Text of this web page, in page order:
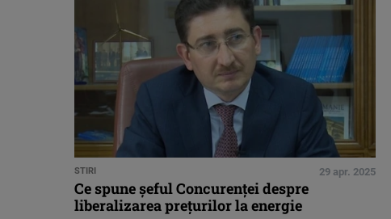
STIRI 29 apr. 2025
Ce spune şeful Concurenţei despre
liberalizarea preţurilor la energie